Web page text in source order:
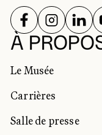
À
Le Musée
Carrières
Salle de presse
SUIVEZ-SUIVEZ-